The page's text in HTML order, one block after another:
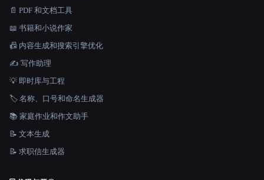
📄 PDF 和文档工具
📖 书籍和小说作家
📠 内容生成和搜索引擎优化
✍️ 写作助理
💡 即时库与工程
🏷️ 名称、口号和命名生成器
📚 家庭作业和作文助手
📝 文本生成
📝 求职信生成器